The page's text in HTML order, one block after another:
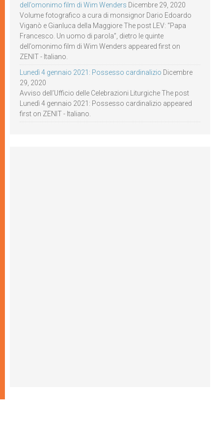
dell’omonimo film di Wim Wenders Dicembre 29, 2020
Volume fotografico a cura di monsignor Dario Edoardo
Viganò e Gianluca della Maggiore The post LEV: “Papa
Francesco. Un uomo di parola”, dietro le quinte
dell’omonimo film di Wim Wenders appeared first on
ZENIT - Italiano.
Lunedì 4 gennaio 2021: Possesso cardinalizio Dicembre
29, 2020
Avviso dell’Ufficio delle Celebrazioni Liturgiche The post
Lunedì 4 gennaio 2021: Possesso cardinalizio appeared
first on ZENIT - Italiano.